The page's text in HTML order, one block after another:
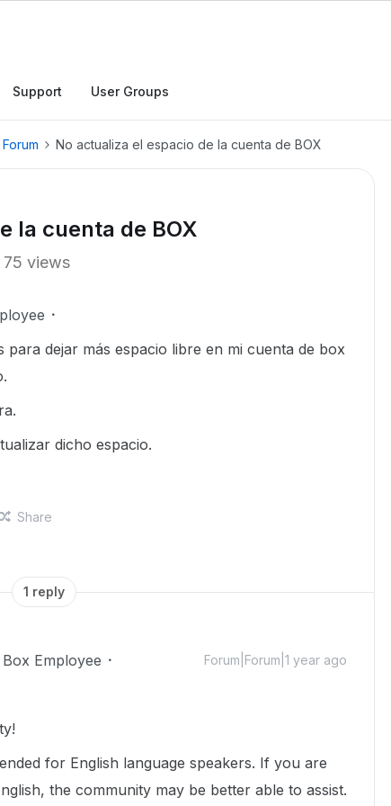
Support User Groups
No actualiza el espacio de la cuenta de BOX
la cuenta de BOX
75 views
dejar más espacio libre en mi cuenta de box
dicho espacio.
Share
1 reply
Box Employee Forum|Forum|1 year ago
for English language speakers. If you are
the community may be better able to assist.